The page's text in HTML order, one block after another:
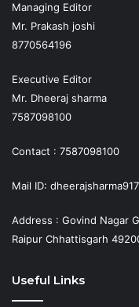
Managing Editor
Mr. Prakash joshi
8770564196
Executive Editor
Mr. Dheeraj sharma
7587098100
Contact : 7587098100
Mail ID:
Address : Govind Nagar
Raipur Chhattisgarh
Useful Links